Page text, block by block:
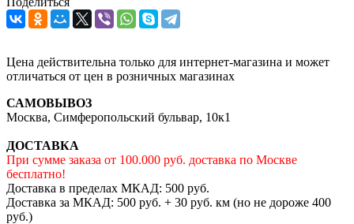
Цена действительна только для интернет-магазина и может
отличаться от цен в розничных магазинах
САМОВЫВОЗ
Москва, Симферопольский бульвар, 10к1
ДОСТАВКА
При сумме заказа от 100.000 руб. доставка по Москве
бесплатно!
Доставка в пределах МКАД: 500 руб.
Доставка за МКАД: 500 руб. + 30 руб. км (но не дороже 400
руб.)